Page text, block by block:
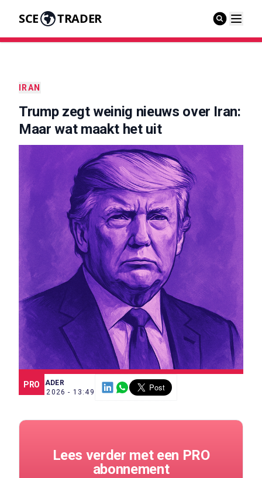
SCE TRADER
IRAN
Trump zegt weinig nieuws over Iran:
Maar wat maakt het uit
PRO
SCE TRADER
3 JUN. 2026 - 13:49
Lees verder met een PRO
abonnement